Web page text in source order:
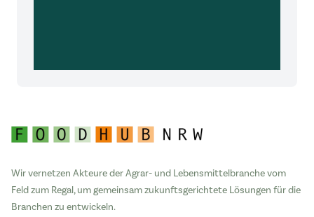
Wir vernetzen Akteure der Agrar- und Lebensmittelbranche vom
Feld zum Regal, um gemeinsam zukunftsgerichtete Lösungen für die
Branchen zu entwickeln.